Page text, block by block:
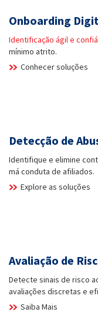
Onboarding
Identificação ágil e
mínimo atrito.
Conhecer soluções
Detecção de
Identifique e elimine
má conduta de afiliados.
Explore as soluções
Avaliação de
Detecte sinais de risco
avaliações discretas e
Saiba Mais